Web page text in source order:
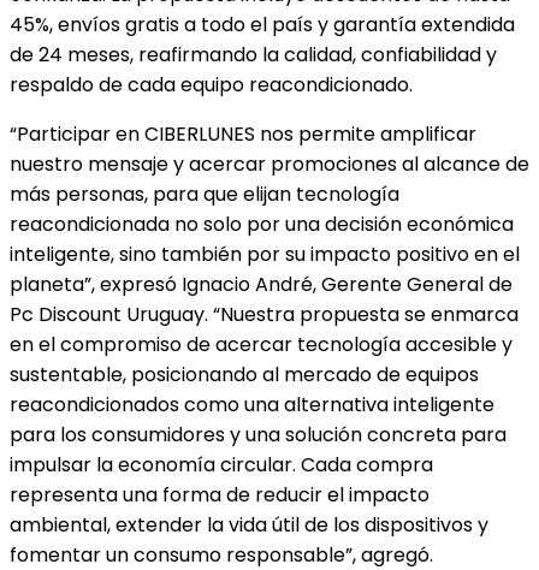
45%, envíos gratis a todo el país y garantía extendida
de 24 meses, reafirmando la calidad, confiabilidad y
respaldo de cada equipo reacondicionado.
“Participar en CIBERLUNES nos permite amplificar
nuestro mensaje y acercar promociones al alcance de
más personas, para que elijan tecnología
reacondicionada no solo por una decisión económica
inteligente, sino también por su impacto positivo en el
planeta”, expresó Ignacio André, Gerente General de
Pc Discount Uruguay. “Nuestra propuesta se enmarca
en el compromiso de acercar tecnología accesible y
sustentable, posicionando al mercado de equipos
reacondicionados como una alternativa inteligente
para los consumidores y una solución concreta para
impulsar la economía circular. Cada compra
representa una forma de reducir el impacto
ambiental, extender la vida útil de los dispositivos y
fomentar un consumo responsable”, agregó.